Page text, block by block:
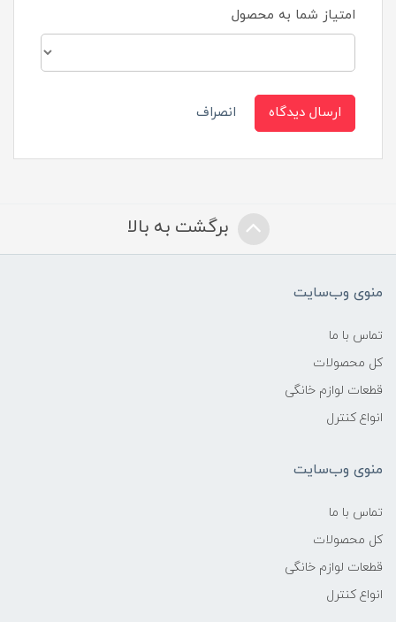
امتیاز شما به محصول
ارسال دیدگاه انصراف
برگشت به بالا
منوی وب‌سایت
تماس با ما
کل محصولات
قطعات لوازم خانگی
انواع کنترل
منوی وب‌سایت
تماس با ما
کل محصولات
قطعات لوازم خانگی
انواع کنترل